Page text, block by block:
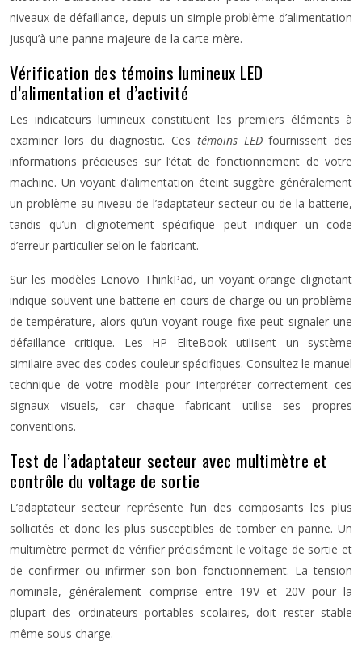
niveaux de défaillance, depuis un simple problème d’alimentation
jusqu’à une panne majeure de la carte mère.
Vérification des témoins lumineux LED
d’alimentation et d’activité
Les indicateurs lumineux constituent les premiers éléments à
examiner lors du diagnostic. Ces témoins LEDfournissent des
informations précieuses sur l’état de fonctionnement de votre
machine. Un voyant d’alimentation éteint suggère généralement
un problème au niveau de l’adaptateur secteur ou de la batterie,
tandis qu’un clignotement spécifique peut indiquer un code
d’erreur particulier selon le fabricant.
Sur les modèles Lenovo ThinkPad, un voyant orange clignotant
indique souvent une batterie en cours de charge ou un problème
de température, alors qu’un voyant rouge fixe peut signaler une
défaillance critique. Les HP EliteBook utilisent un système
similaire avec des codes couleur spécifiques. Consultez le manuel
technique de votre modèle pour interpréter correctement ces
signaux visuels, car chaque fabricant utilise ses propres
conventions.
Test de l’adaptateur secteur avec multimètre et
contrôle du voltage de sortie
L’adaptateur secteur représente l’un des composants les plus
sollicités et donc les plus susceptibles de tomber en panne. Un
multimètre permet de vérifier précisément le voltage de sortie et
de confirmer ou infirmer son bon fonctionnement. La tension
nominale, généralement comprise entre 19V et 20V pour la
plupart des ordinateurs portables scolaires, doit rester stable
même sous charge.